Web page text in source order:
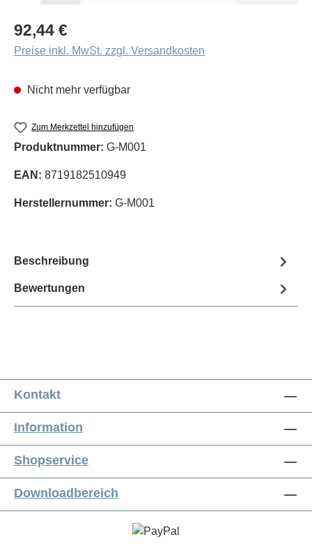
Regulärer Preis:
92,44 €
Preise inkl. MwSt. zzgl. Versandkosten
Nicht mehr verfügbar
Zum Merkzettel hinzufügen
Produktnummer: G-M001
EAN: 8719182510949
Herstellernummer: G-M001
Beschreibung
Bewertungen
Kontakt
Information
Shopservice
Downloadbereich